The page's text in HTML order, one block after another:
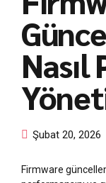
Nasıl
Şubat 20, 2026
Firmware